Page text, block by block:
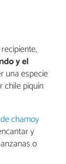
y el
una especie
chile piquín
chamoy
y
o